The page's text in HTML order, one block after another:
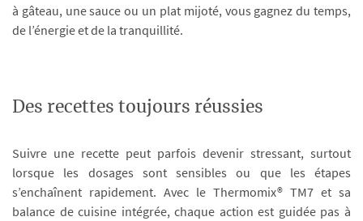
à gâteau, une sauce ou un plat mijoté, vous gagnez du temps,
de l’énergie et de la tranquillité.
Des recettes toujours réussies
Suivre une recette peut parfois devenir stressant, surtout
lorsque les dosages sont sensibles ou que les étapes
s’enchaînent rapidement. Avec le Thermomix® TM7 et sa
balance de cuisine intégrée, chaque action est guidée pas à